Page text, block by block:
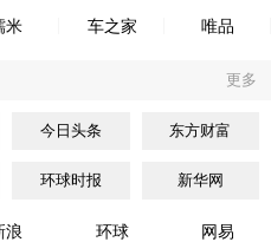
米 车之家 唯品
更多
今日头条 东方财富
环球时报 新华网
浪 环球 网易